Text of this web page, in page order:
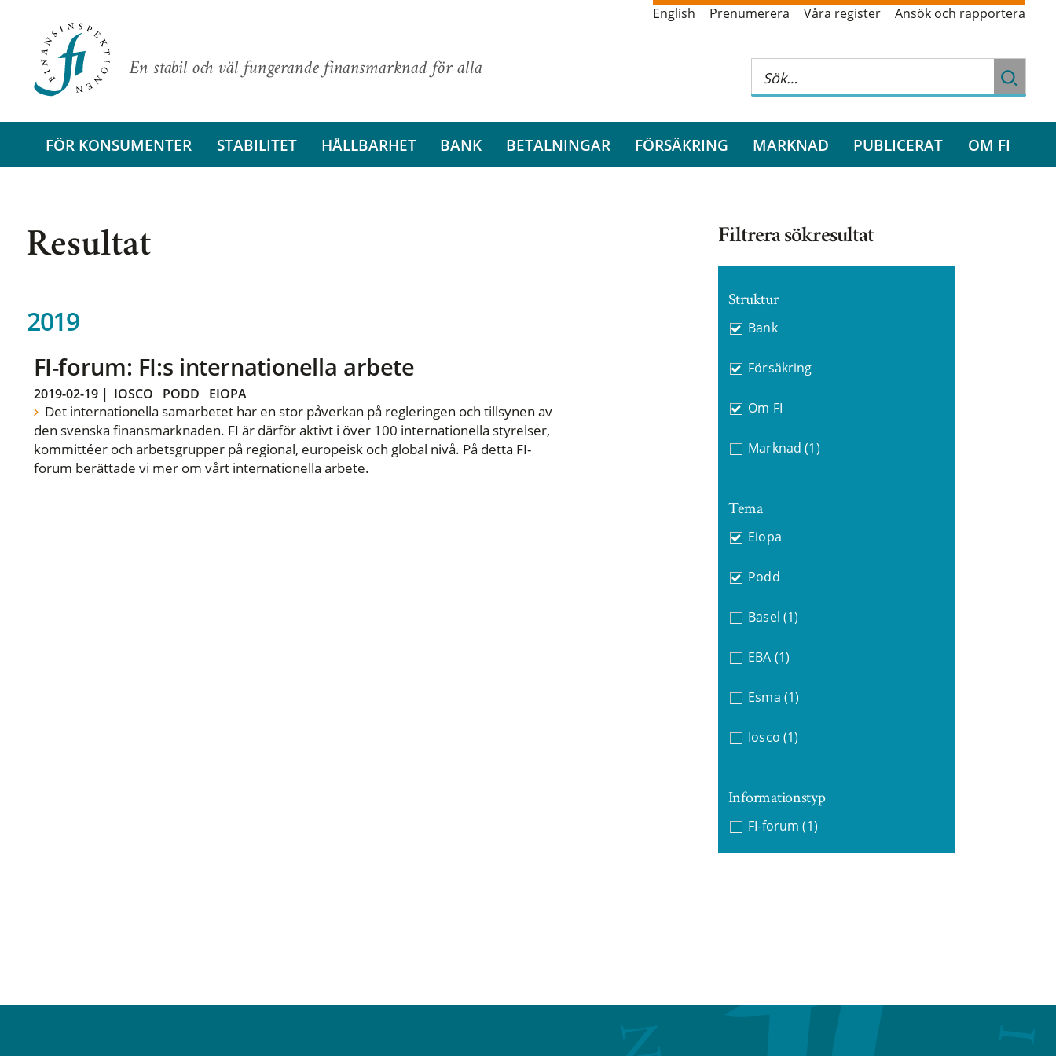
En stabil och väl fungerande finansmarknad för alla
English Prenumerera Våra register Ansök och rapportera
FÖR KONSUMENTER STABILITET HÅLLBARHET BANK BETALNINGAR FÖRSÄKRING MARKNAD PUBLICERAT OM FI
Resultat
2019
FI-forum: FI:s internationella arbete
2019-02-19| IOSCO PODD EIOPA
Det internationella samarbetet har en stor påverkan på regleringen och tillsynen av
den svenska finansmarknaden. FI är därför aktivt i över 100 internationella styrelser,
kommittéer och arbetsgrupper på regional, europeisk och global nivå. På detta FI-
forum berättade vi mer om vårt internationella arbete.
Filtrera sökresultat
Struktur
Bank
Försäkring
Om FI
Marknad (1)
Tema
Eiopa
Podd
Basel (1)
EBA (1)
Esma (1)
Iosco (1)
Informationstyp
FI-forum (1)